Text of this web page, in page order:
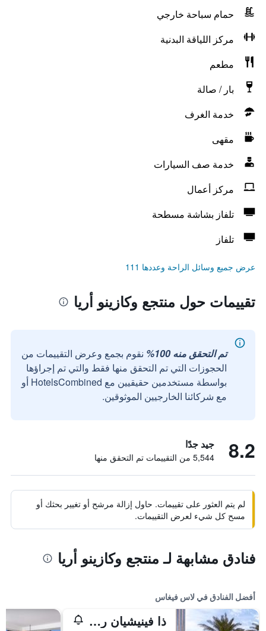
حمام سباحة خارجي
مركز اللياقة البدنية
مطعم
بار / صالة
خدمة الغرف
مقهى
خدمة صف السيارات
مركز أعمال
تلفاز بشاشة مسطحة
تلفاز
عرض جميع وسائل الراحة وعددها 111
تقييمات حول منتجع وكازينو أريا
تم التحقق منه 100%
نقوم بجمع وعرض التقييمات من
الحجوزات التي تم التحقق منها فقط والتي تم إجراؤها
بواسطة مستخدمين حقيقيين مع HotelsCombined أو
مع شركائنا الخارجيين الموثوقين.
8.2 جيد جدًا
5,544 من التقييمات تم التحقق منها
لم يتم العثور على تقييمات. حاول إزالة مرشح أو تغيير بحثك أو
مسح كل شيء لعرض التقييمات.
فنادق مشابهة لـ منتجع وكازينو أريا
أفضل الفنادق في لاس فيغاس
ذا فينيشيان ريزورت لاس فيجاس